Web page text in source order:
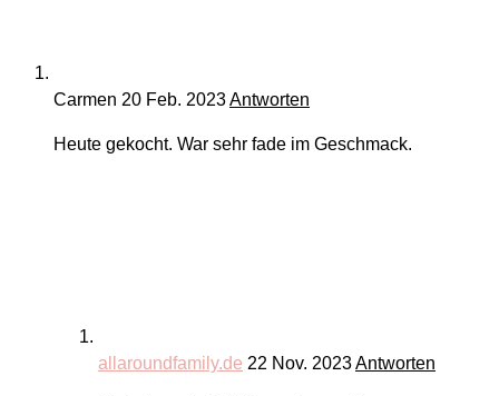
Carmen 20 Feb. 2023Antworten
Heute gekocht. War sehr fade im Geschmack.
allaroundfamily.de 22 Nov. 2023Antworten